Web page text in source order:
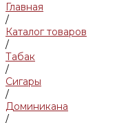
Главная
/
Каталог товаров
/
Табак
/
Сигары
/
Доминикана
/